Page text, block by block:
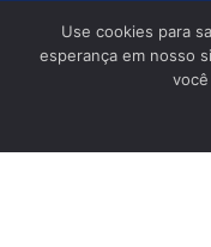
Use cookies para
esperança em nosso